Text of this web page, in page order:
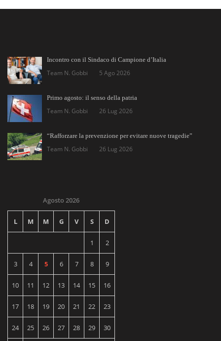
Incontro con il Sindaco di Campione d’Italia
Team N. Gobbi 5 Ago 2026
Primo agosto: il senso della patria
Team N. Gobbi 26 Lug 2026
“Rafforzare la prevenzione per evitare nuove tragedie”
Team N. Gobbi 26 Lug 2026
Agosto 2026
L M M G V S D
1 2
3 4 5 6 7 8 9
10 11 12 13 14 15 16
17 18 19 20 21 22 23
24 25 26 27 28 29 30